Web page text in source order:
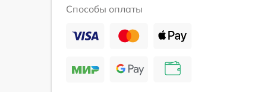
Способы оплаты